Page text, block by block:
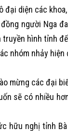
đại diện các
người Nga
truyền hình tỉnh
nhóm nhảy
mừng các đại
sẽ có nhiều
hữu nghị tỉnh